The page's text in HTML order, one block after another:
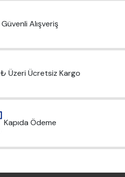
Güvenli Alışveriş
Üzeri Ücretsiz Kargo
Kapıda Ödeme